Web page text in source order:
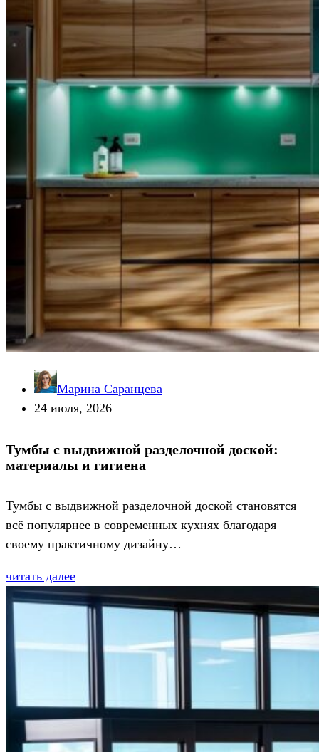
Марина Саранцева
24 июля, 2026
Тумбы с выдвижной разделочной доской:
материалы и гигиена
Тумбы с выдвижной разделочной доской становятся
всё популярнее в современных кухнях благодаря
своему практичному дизайну…
читать далее